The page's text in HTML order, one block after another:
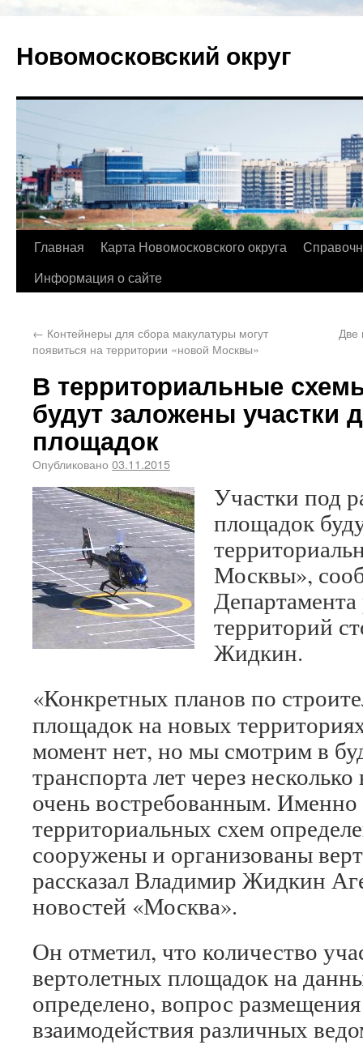
Новомосковский округ
Главная Карта Новомосковского округа
Информация о сайте
← Контейнеры для сбора макулатуры могут
появиться на территории «новой Москвы»
Две
В территориальные
будут заложены участки
площадок
Опубликовано 03.11.2015
Участки под
площадок
Москвы»,
территорий
Жидкин.
«Конкретных планов по
площадок на новых
момент нет, но мы смотрим в
транспорта лет через
очень востребованным. Именно
территориальных схем
сооружены и организованы
рассказал Владимир Жидкин
новостей «Москва».
Он отметил, что количество
вертолетных площадок на
определено, вопрос
взаимодействия различных